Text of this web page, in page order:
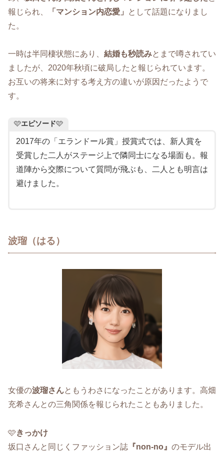
報じられ、
「マンション内恋愛」
として話題になりまし
た。
一時は半同棲状態にあり、 結婚も秒読みとまで噂されてい
ましたが、2020年秋頃に破局したと報じられています。
お互いの将来に対する考え方の違いが原因だったようで
す。
🩷エピソード🩷
2017年の「エランドール賞」授賞式では、新人賞を
受賞した二人がステージ上で隣同士になる場面も。報
道陣から交際について質問が飛ぶも、二人とも明言は
避けました。
波瑠（はる）
女優の波瑠さんともうわさになったことがあります。高畑
充希さんとの三角関係を報じられたこともありました。
🩷きっかけ
坂口さんと同じくファッション誌 『non-no』 のモデル出